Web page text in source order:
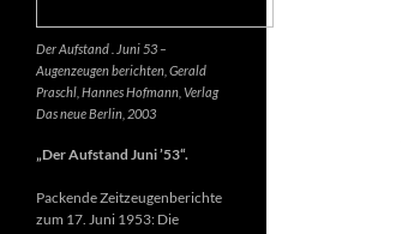
Der Aufstand . Juni 53 –
Augenzeugen berichten, Gerald
Praschl, Hannes Hofmann, Verlag
Das neue Berlin, 2003
„Der Aufstand Juni ’53“.
Packende Zeitzeugenberichte
zum 17. Juni 1953: Die